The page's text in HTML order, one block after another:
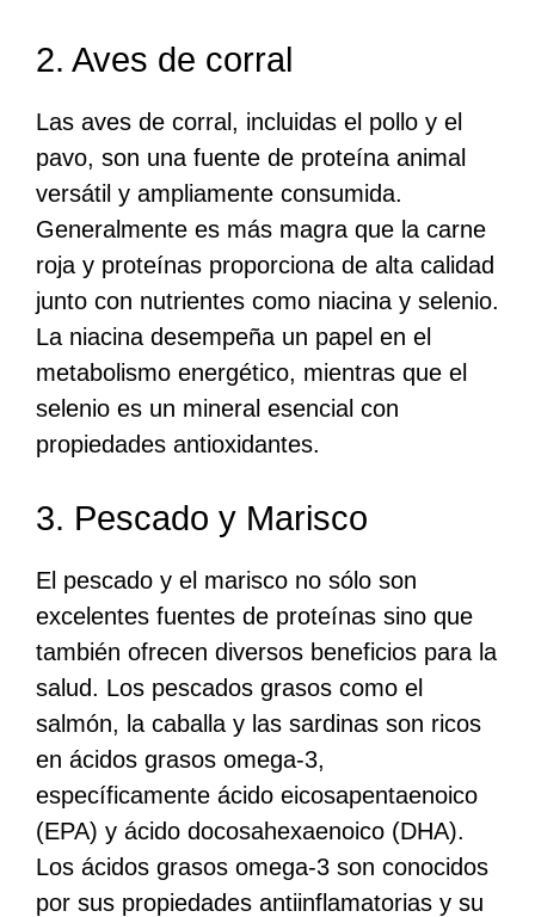
2. Aves de corral
Las aves de corral, incluidas el pollo y el
pavo, son una fuente de proteína animal
versátil y ampliamente consumida.
Generalmente es más magra que la carne
roja y proteínas proporciona de alta calidad
junto con nutrientes como niacina y selenio.
La niacina desempeña un papel en el
metabolismo energético, mientras que el
selenio es un mineral esencial con
propiedades antioxidantes.
3. Pescado y Marisco
El pescado y el marisco no sólo son
excelentes fuentes de proteínas sino que
también ofrecen diversos beneficios para la
salud. Los pescados grasos como el
salmón, la caballa y las sardinas son ricos
en ácidos grasos omega-3,
específicamente ácido eicosapentaenoico
(EPA) y ácido docosahexaenoico (DHA).
Los ácidos grasos omega-3 son conocidos
por sus propiedades antiinflamatorias y su